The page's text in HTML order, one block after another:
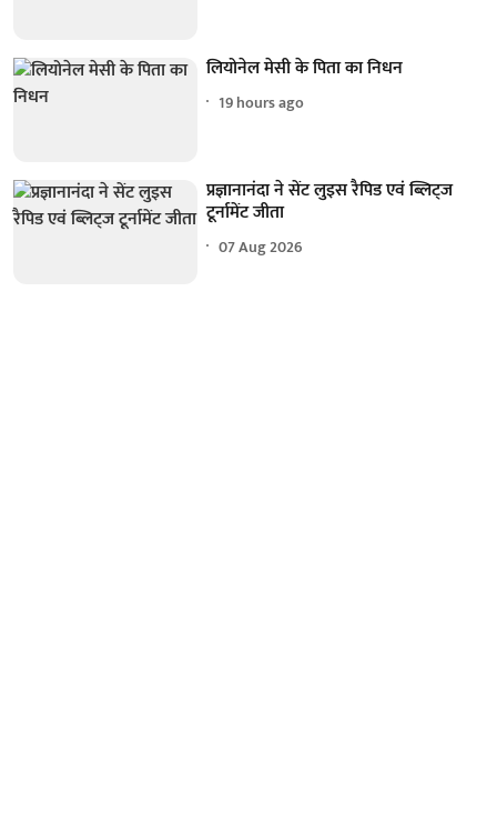
लियोनेल मेसी के पिता का निधन
19 hours ago
प्रज्ञानानंदा ने सेंट लुइस रैपिड एवं ब्लिट्ज
टूर्नामेंट जीता
07 Aug 2026